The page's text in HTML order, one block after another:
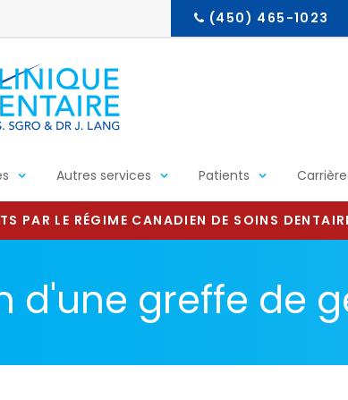
(450) 465-1023
Autres services Patients
PAR LE RÉGIME CANADIEN DE SOINS
greffe de